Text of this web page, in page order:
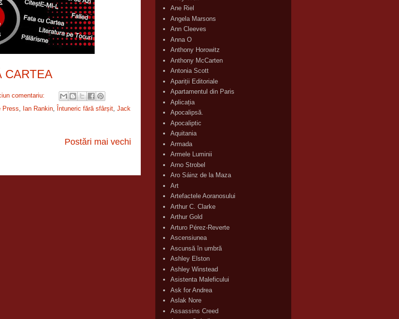
CARTEA
comentariu:
Press, Ian Rankin, Întuneric fără sfârșit, Jack
Postări mai vechi
Ane Riel
Angela Marsons
Ann Cleeves
Anna O
Anthony Horowitz
Anthony McCarten
Antonia Scott
Apariții Editoriale
Apartamentul din Paris
Aplicația
Apocalipsă.
Apocaliptic
Aquitania
Armada
Armele Luminii
Arno Strobel
Aro Sáinz de la Maza
Art
Artefactele Aoranosului
Arthur C. Clarke
Arthur Gold
Arturo Pérez-Reverte
Ascensiunea
Ascunsă în umbră
Ashley Elston
Ashley Winstead
Asistenta Maleficului
Ask for Andrea
Aslak Nore
Assassins Creed